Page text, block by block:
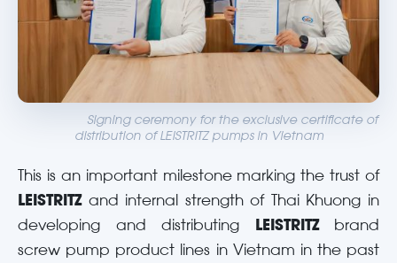
Signing ceremony for the exclusive certificate of
distribution of LEISTRITZ pumps in Vietnam
This is an important milestone marking the trust of
LEISTRITZand internal strength of Thai Khuong in
developing and distributing
LEISTRITZbrand
screw pump product lines in Vietnam in the past